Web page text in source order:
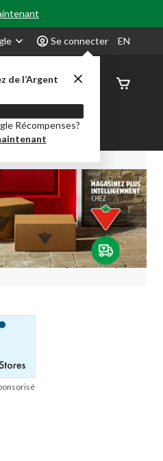
Se connecter
de l’Argent
Récompenses?
EN
de
Centre-auto